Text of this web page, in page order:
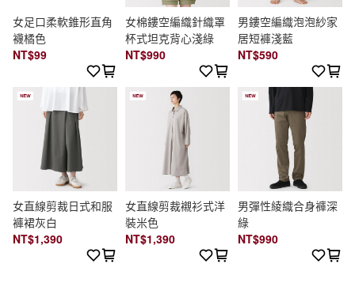
女足口柔軟錐形直角
襪橘色
NT$99
女棉鏤空編織針織罩
杯式坦克背心淺綠
NT$990
男鏤空編織泡泡紗家
居短褲淺藍
NT$590
女直線剪裁日式和服
褲裙灰白
NT$1,390
女直線剪裁襯衫式洋
裝米色
NT$1,390
男彈性綾織合身褲深
綠
NT$990